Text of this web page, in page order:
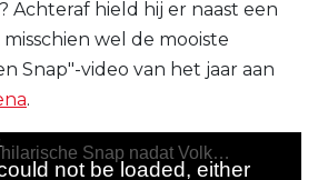
Achteraf hield hij er naast een
wel de mooiste
Snap"-video van het jaar aan
.